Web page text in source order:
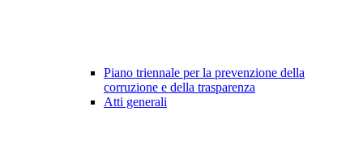
Piano triennale per la prevenzione della
corruzione e della trasparenza
Atti generali